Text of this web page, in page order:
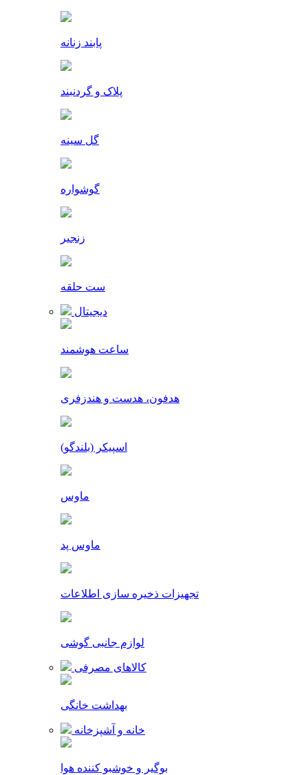
پابند زنانه
پلاک و گردنبند
گل سینه
گوشواره
زنجیر
ست حلقه
دیجیتال
ساعت هوشمند
هدفون، هدست و هندزفری
اسپیکر (بلندگو)
ماوس
ماوس پد
تجهیزات ذخیره سازی اطلاعات
لوازم جانبی گوشی
کالاهای مصرفی
بهداشت خانگی
خانه و آشپزخانه
بوگیر و خوشبو کننده هوا